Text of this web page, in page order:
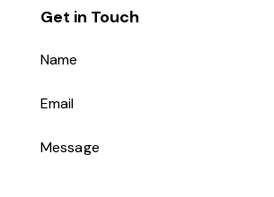
Get in Touch